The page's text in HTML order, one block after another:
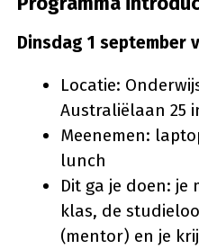
Dinsdag 1 september
Locatie:
Australiëlaan 25
Meenemen:
lunch
Dit ga je doen: je
klas, de
(mentor) en je